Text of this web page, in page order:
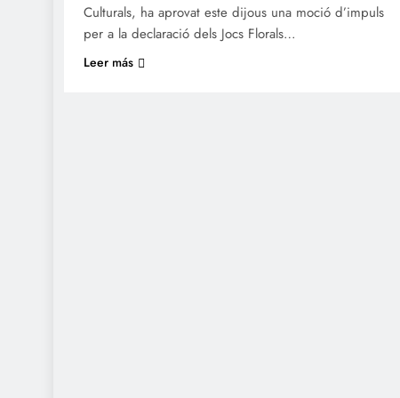
Culturals, ha aprovat este dijous una moció d’impuls
per a la declaració dels Jocs Florals…
Leer más